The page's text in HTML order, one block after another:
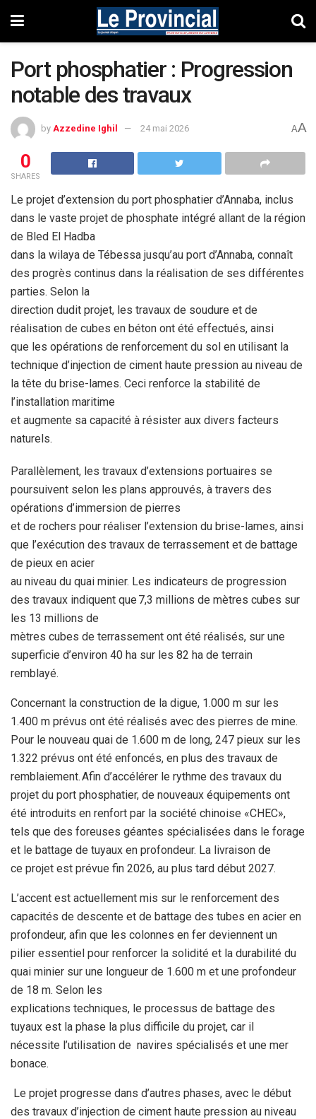
Port phosphatier : Progression
notable des travaux
by Azzedine Ighil 24 mai 2026 AA
0
SHARES
Le projet d’extension du port phosphatier d’Annaba, inclus
dans le vaste projet de phosphate intégré allant de la région
de Bled El Hadba
dans la wilaya de Tébessa jusqu’au port d’Annaba, connaît
des progrès continus dans la réalisation de ses différentes
parties. Selon la
direction dudit projet, les travaux de soudure et de
réalisation de cubes en béton ont été effectués, ainsi
que les opérations de renforcement du sol en utilisant la
technique d’injection de ciment haute pression au niveau de
la tête du brise-lames. Ceci renforce la stabilité de
l’installation maritime
et augmente sa capacité à résister aux divers facteurs
naturels.
Parallèlement, les travaux d’extensions portuaires se
poursuivent selon les plans approuvés, à travers des
opérations d’immersion de pierres
et de rochers pour réaliser l’extension du brise-lames, ainsi
que l’exécution des travaux de terrassement et de battage
de pieux en acier
au niveau du quai minier. Les indicateurs de progression
des travaux indiquent que 7,3 millions de mètres cubes sur
les 13 millions de
mètres cubes de terrassement ont été réalisés, sur une
superficie d’environ 40 ha sur les 82 ha de terrain
remblayé.
Concernant la construction de la digue, 1.000 m sur les
1.400 m prévus ont été réalisés avec des pierres de mine.
Pour le nouveau quai de 1.600 m de long, 247 pieux sur les
1.322 prévus ont été enfoncés, en plus des travaux de
remblaiement. Afin d’accélérer le rythme des travaux du
projet du port phosphatier, de nouveaux équipements ont
été introduits en renfort par la société chinoise «CHEC»,
tels que des foreuses géantes spécialisées dans le forage
et le battage de tuyaux en profondeur. La livraison de
ce projet est prévue fin 2026, au plus tard début 2027.
L’accent est actuellement mis sur le renforcement des
capacités de descente et de battage des tubes en acier en
profondeur, afin que les colonnes en fer deviennent un
pilier essentiel pour renforcer la solidité et la durabilité du
quai minier sur une longueur de 1.600 m et une profondeur
de 18 m. Selon les
explications techniques, le processus de battage des
tuyaux est la phase la plus difficile du projet, car il
nécessite l’utilisation de navires spécialisés et une mer
bonace.
Le projet progresse dans d’autres phases, avec le début
des travaux d’injection de ciment haute pression au niveau